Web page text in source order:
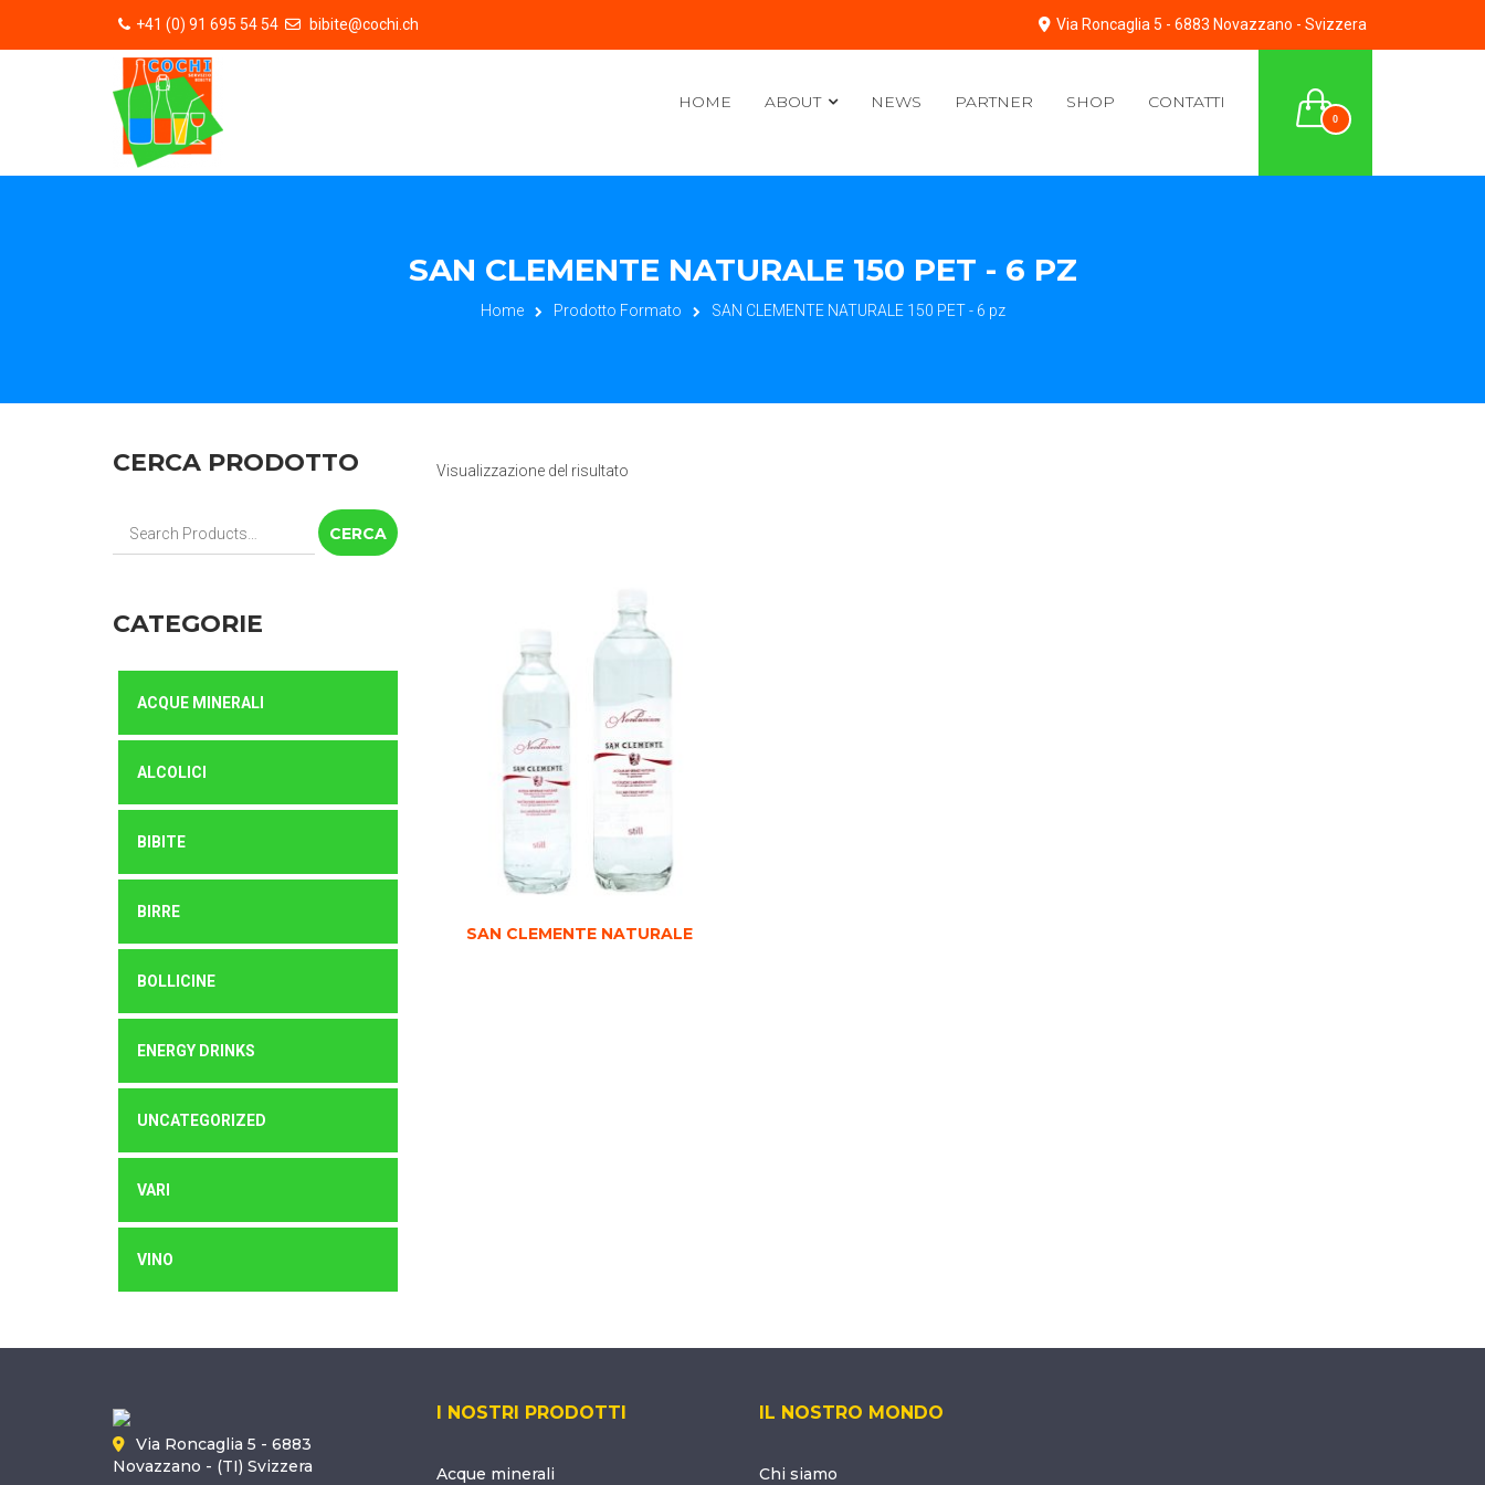
+41 (0) 91 695 54 54 bibite@cochi.ch Via Roncaglia 5 - 6883 Novazzano - Svizzera
0
HOME ABOUT NEWS PARTNER SHOP CONTATTI
SAN CLEMENTE NATURALE 150 PET - 6 PZ
Home Prodotto Formato SAN CLEMENTE NATURALE 150 PET - 6 pz
Visualizzazione del risultato
SAN CLEMENTE NATURALE
CERCA PRODOTTO
Cerca:
CATEGORIE
ACQUE MINERALI
ALCOLICI
BIBITE
BIRRE
BOLLICINE
ENERGY DRINKS
UNCATEGORIZED
VARI
VINO
Via Roncaglia 5 - 6883
Novazzano - (TI) Svizzera
I NOSTRI PRODOTTI
Acque minerali
IL NOSTRO MONDO
Chi siamo